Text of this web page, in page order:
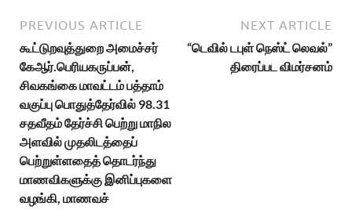
PREVIOUS ARTICLE
கூட்டுறவுத்துறை அமைச்சர்
கேஆர்.பெரியகருப்பன்,
சிவகங்கை மாவட்டம் பத்தாம்
வகுப்பு பொதுத்தேர்வில் 98.31
சதவீதம் தேர்ச்சி பெற்று மாநில
அளவில் முதலிடத்தைப்
பெற்றுள்ளதைத் தொடர்ந்து
மாணவிகளுக்கு இனிப்புகளை
வழங்கி, மாணவச்
NEXT ARTICLE
“டெவில் டபுள் நெஸ்ட் லெவல்”
திரைப்பட விமர்சனம்